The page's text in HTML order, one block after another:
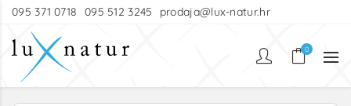
095 371 0718 095 512 3245 prodaja@lux-natur.hr
0